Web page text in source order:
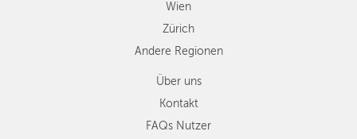
Wien
Zürich
Andere Regionen
Über uns
Kontakt
FAQs Nutzer